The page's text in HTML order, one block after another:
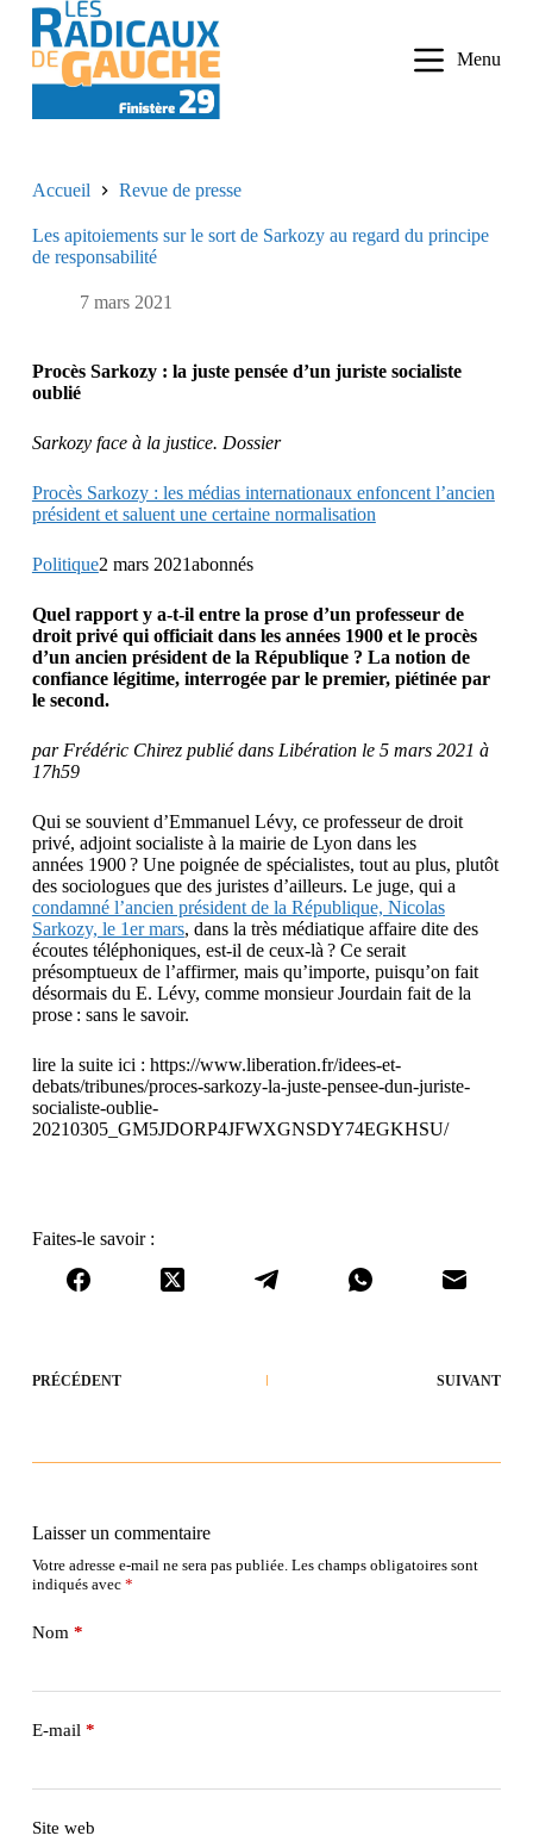
n
Menu
Accueil Revue de presse
Les apitoiements sur le sort de Sarkozy au regard du principe
de responsabilité
7 mars 2021
Procès Sarkozy : la juste pensée d’un juriste socialiste
oublié
Sarkozy face à la justice. Dossier
Procès Sarkozy : les médias internationaux enfoncent l’ancien
président et saluent une certaine normalisation
Politique2 mars 2021abonnés
Quel rapport y a-t-il entre la prose d’un professeur de
droit privé qui officiait dans les années 1900 et le procès
d’un ancien président de la République ? La notion de
confiance légitime, interrogée par le premier, piétinée par
le second.
par Frédéric Chirez publié dans Libération le 5 mars 2021 à
17h59
Qui se souvient d’Emmanuel Lévy, ce professeur de droit
privé, adjoint socialiste à la mairie de Lyon dans les
années 1900 ? Une poignée de spécialistes, tout au plus, plutôt
des sociologues que des juristes d’ailleurs. Le juge, qui a
condamné l’ancien président de la République, Nicolas
Sarkozy, le 1er mars, dans la très médiatique affaire dite des
écoutes téléphoniques, est-il de ceux-là ? Ce serait
présomptueux de l’affirmer, mais qu’importe, puisqu’on fait
désormais du E. Lévy, comme monsieur Jourdain fait de la
prose : sans le savoir.
lire la suite ici : https://www.liberation.fr/idees-et-
debats/tribunes/proces-sarkozy-la-juste-pensee-dun-juriste-
socialiste-oublie-
20210305_GM5JDORP4JFWXGNSDY74EGKHSU/
Faites-le savoir :
PRÉCÉDENT SUIVANT
Laisser un commentaire
Votre adresse e-mail ne sera pas publiée. Les champs obligatoires sont
indiqués avec *
Nom*
E-mail*
Site web